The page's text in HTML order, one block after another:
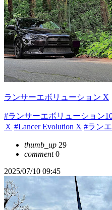
ランサーエボリューション X
#ランサーエボリューション
Ｘ #Lancer Evolution X #ラン
thumb_up 29
comment0
2025/07/10 09:45